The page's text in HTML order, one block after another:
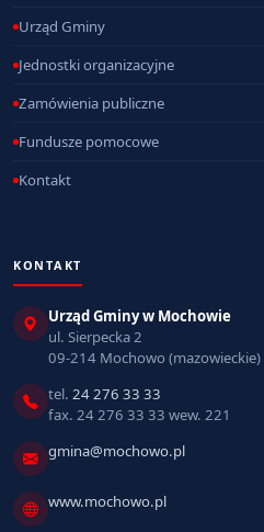
Urząd Gminy
Jednostki organizacyjne
Zamówienia publiczne
Fundusze pomocowe
Kontakt
KONTAKT
Urząd Gminy w Mochowie
ul. Sierpecka 2
09-214 Mochowo (mazowieckie)
tel. 24 276 33 33
fax. 24 276 33 33 wew. 221
gmina@mochowo.pl
www.mochowo.pl